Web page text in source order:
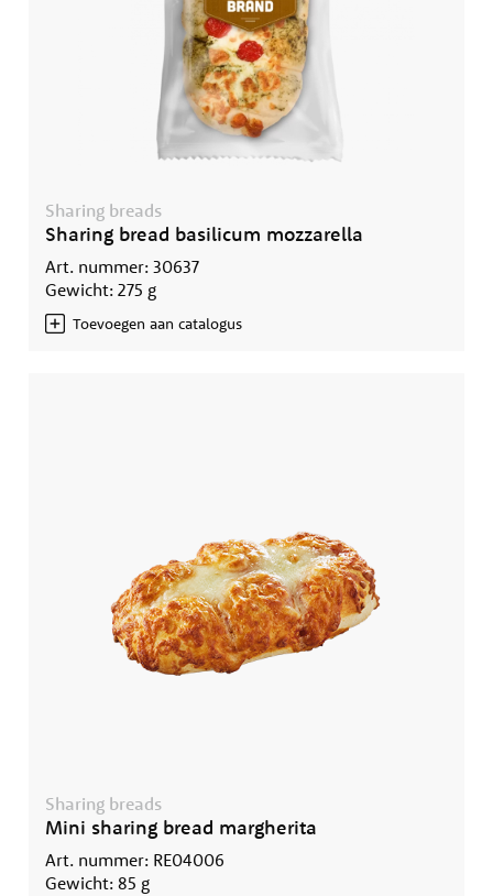
Sharing breads
Sharing bread basilicum mozzarella
Art. nummer: 30637
Gewicht: 275 g
Toevoegen aan catalogus
Sharing breads
Mini sharing bread margherita
Art. nummer: RE04006
Gewicht: 85 g